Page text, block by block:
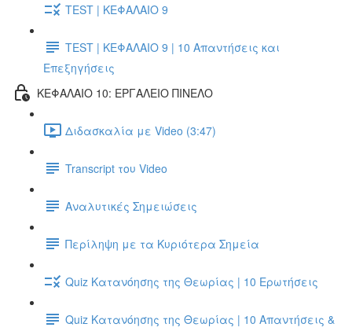
TEST | ΚΕΦΑΛΑΙΟ 9
TEST | ΚΕΦΑΛΑΙΟ 9 | 10 Απαντήσεις και
Επεξηγήσεις
ΚΕΦΑΛΑΙΟ 10: ΕΡΓΑΛΕΙΟ ΠΙΝΕΛΟ
Διδασκαλία με Video (3:47)
Transcript του Video
Αναλυτικές Σημειώσεις
Περίληψη με τα Κυριότερα Σημεία
Quiz Κατανόησης της Θεωρίας | 10 Ερωτήσεις
Quiz Κατανόησης της Θεωρίας | 10 Απαντήσεις &